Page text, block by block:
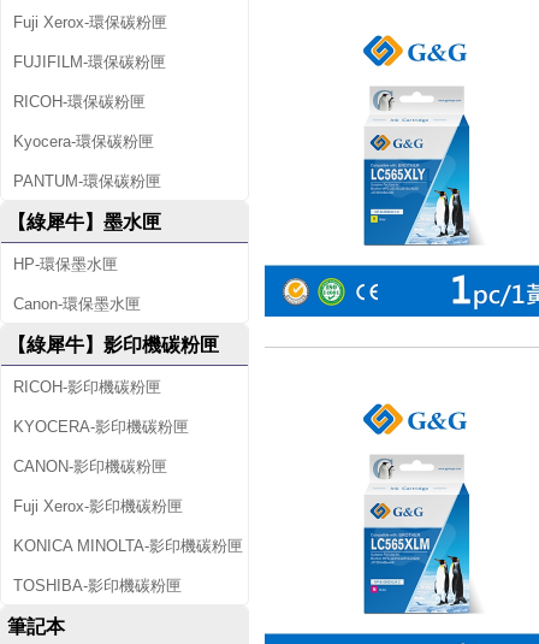
Fuji Xerox-環保碳粉匣
FUJIFILM-環保碳粉匣
RICOH-環保碳粉匣
Kyocera-環保碳粉匣
PANTUM-環保碳粉匣
【綠犀牛】墨水匣
HP-環保墨水匣
Canon-環保墨水匣
【綠犀牛】影印機碳粉匣
RICOH-影印機碳粉匣
KYOCERA-影印機碳粉匣
CANON-影印機碳粉匣
Fuji Xerox-影印機碳粉匣
KONICA MINOLTA-影印機碳粉匣
TOSHIBA-影印機碳粉匣
筆記本